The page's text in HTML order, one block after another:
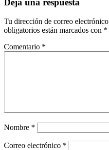
Deja una respuesta
Tu dirección de correo
obligatorios están marcados con *
Comentario *
Nombre *
Correo electrónico *